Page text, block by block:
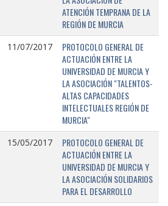
ATENCIÓN TEMPRANA DE LA
REGIÓN DE MURCIA
11/07/2017
PROTOCOLO GENERAL DE
ACTUACIÓN ENTRE LA
UNIVERSIDAD DE MURCIA Y
LA ASOCIACIÓN "TALENTOS-
ALTAS CAPACIDADES
INTELECTUALES REGIÓN DE
MURCIA"
15/05/2017
PROTOCOLO GENERAL DE
ACTUACIÓN ENTRE LA
UNIVERSIDAD DE MURCIA Y
LA ASOCIACIÓN SOLIDARIOS
PARA EL DESARROLLO